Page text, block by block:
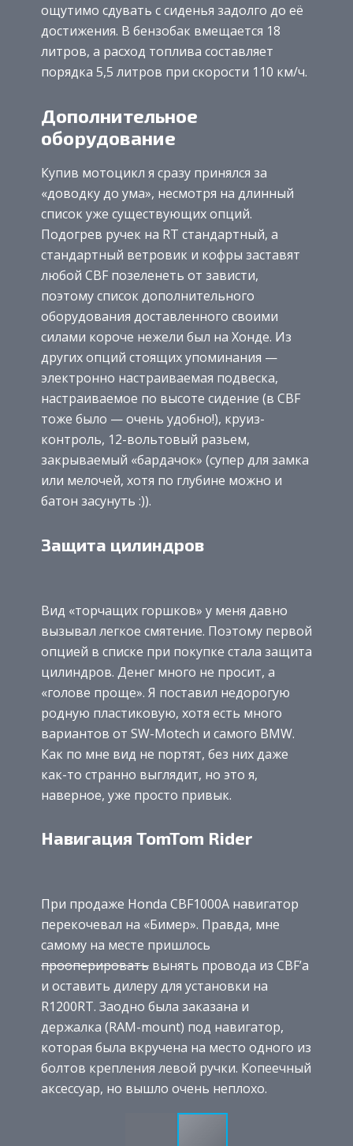
ощутимо сдувать с сиденья задолго до её
достижения. В бензобак вмещается 18
литров, а расход топлива составляет
порядка 5,5 литров при скорости 110 км/ч.
Дополнительное
оборудование
Купив мотоцикл я сразу принялся за
«доводку до ума», несмотря на длинный
список уже существующих опций.
Подогрев ручек на RT стандартный, а
стандартный ветровик и кофры заставят
любой CBF позеленеть от зависти,
поэтому список дополнительного
оборудования доставленного своими
силами короче нежели был на Хонде. Из
других опций стоящих упоминания —
электронно настраиваемая подвеска,
настраиваемое по высоте сидение (в CBF
тоже было — очень удобно!), круиз-
контроль, 12-вольтовый разьем,
закрываемый «бардачок» (супер для замка
или мелочей, хотя по глубине можно и
батон засунуть :)).
Защита цилиндров
Вид «торчащих горшков» у меня давно
вызывал легкое смятение. Поэтому первой
опцией в списке при покупке стала защита
цилиндров. Денег много не просит, а
«голове проще». Я поставил недорогую
родную пластиковую, хотя есть много
вариантов от SW-Motech и самого BMW.
Как по мне вид не портят, без них даже
как-то странно выглядит, но это я,
наверное, уже просто привык.
Навигация TomTom Rider
При продаже Honda CBF1000A навигатор
перекочевал на «Бимер». Правда, мне
самому на месте пришлось
прооперировать вынять провода из CBF’а
и оставить дилеру для установки на
R1200RT. Заодно была заказана и
держалка (RAM-mount) под навигатор,
которая была вкручена на место одного из
болтов крепления левой ручки. Копеечный
аксессуар, но вышло очень неплохо.